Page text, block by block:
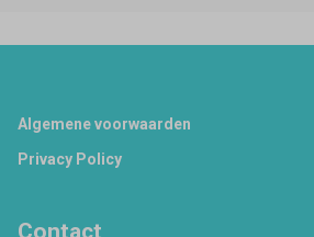
Footer
Algemene voorwaarden
Privacy Policy